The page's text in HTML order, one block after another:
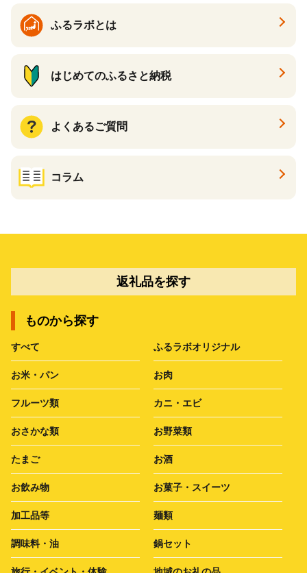
ふるラボとは
はじめてのふるさと納税
よくあるご質問
コラム
返礼品を探す
ものから探す
すべて ふるラボオリジナル
お米・パン お肉
フルーツ類 カニ・エビ
おさかな類 お野菜類
たまご お酒
お飲み物 お菓子・スイーツ
加工品等 麺類
調味料・油 鍋セット